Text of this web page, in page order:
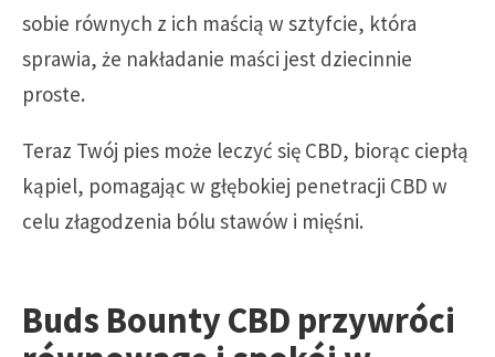
sobie równych z ich maścią w sztyfcie, która
sprawia, że nakładanie maści jest dziecinnie
proste.
Teraz Twój pies może leczyć się CBD, biorąc ciepłą
kąpiel, pomagając w głębokiej penetracji CBD w
celu złagodzenia bólu stawów i mięśni.
Buds Bounty CBD przywróci